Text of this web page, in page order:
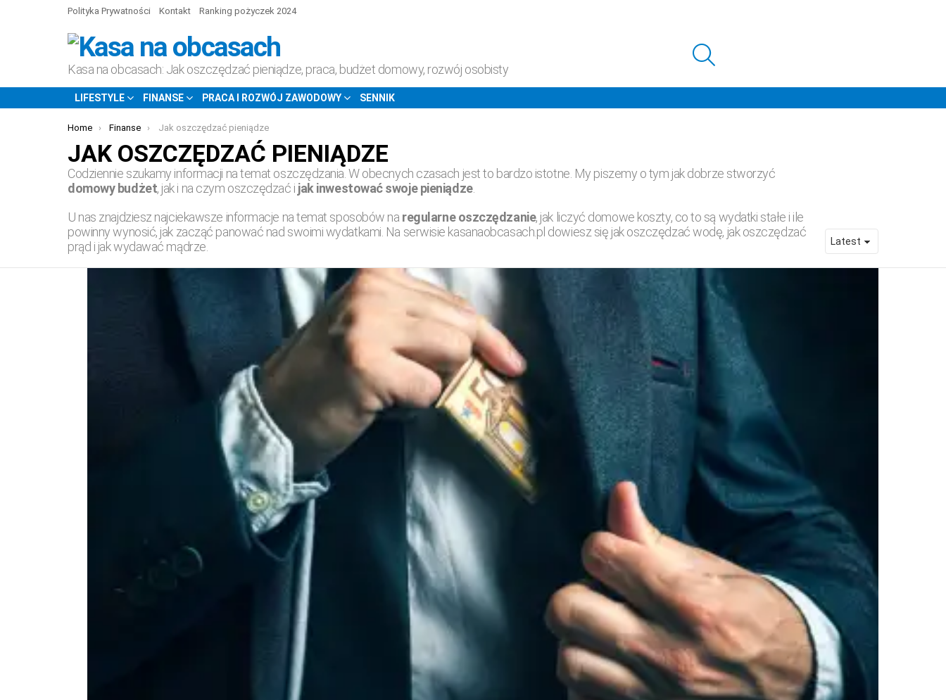
Polityka Prywatności Kontakt Ranking pożyczek 2024
Kasa na obcasach: Jak oszczędzać pieniądze, praca, budżet domowy, rozwój osobisty
LIFESTYLE FINANSE PRACA I ROZWÓJ ZAWODOWY SENNIK
You are here:
Home Finanse Jak oszczędzać pieniądze
JAK OSZCZĘDZAĆ PIENIĄDZE
Codziennie szukamy informacji na temat oszczędzania. W obecnych czasach jest to bardzo istotne. My piszemy o tym jak dobrze stworzyć
domowy budżet, jak i na czym oszczędzać i jak inwestować swoje pieniądze.
U nas znajdziesz najciekawsze informacje na temat sposobów na regularne oszczędzanie, jak liczyć domowe koszty, co to są wydatki stałe i ile
powinny wynosić, jak zacząć panować nad swoimi wydatkami. Na serwisie kasanaobcasach.pl dowiesz się jak oszczędzać wodę, jak oszczędzać
prąd i jak wydawać mądrze.